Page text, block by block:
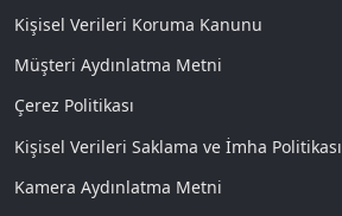
Kişisel Verileri Koruma Kanunu
Müşteri Aydınlatma Metni
Çerez Politikası
Kişisel Verileri Saklama ve İmha Politikası
Kamera Aydınlatma Metni